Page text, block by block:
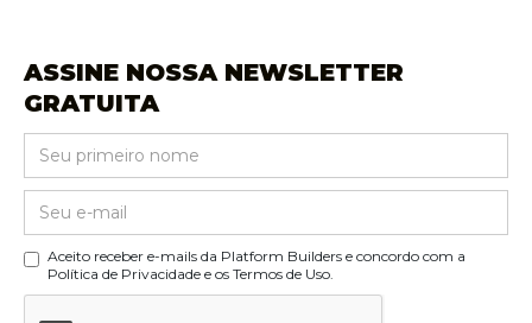
ASSINE NOSSA NEWSLETTER
GRATUITA
Aceito receber e-mails da Platform Builders e concordo com a
Política de Privacidade e os Termos de Uso.